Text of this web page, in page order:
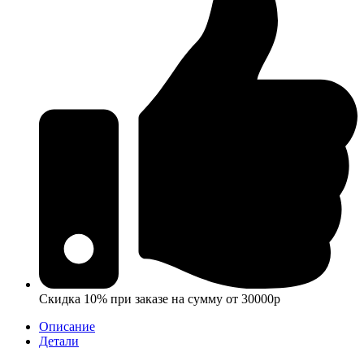
Скидка 10% при заказе на сумму от 30000р
Описание
Детали